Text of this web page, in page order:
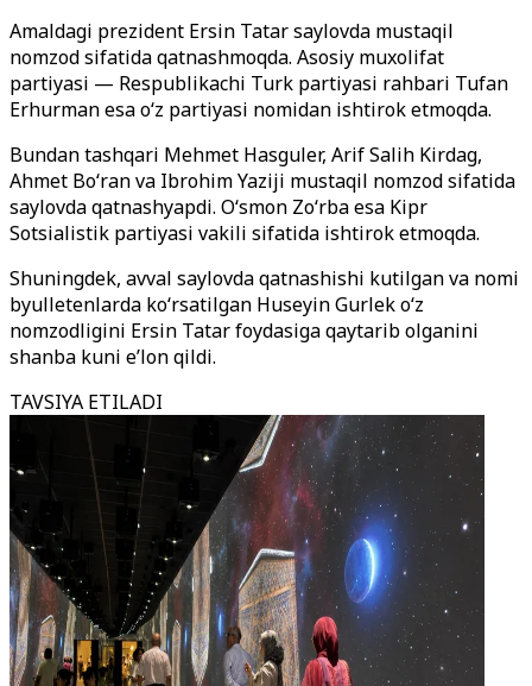
Amaldagi prezident Ersin Tatar saylovda mustaqil
nomzod sifatida qatnashmoqda. Asosiy muxolifat
partiyasi — Respublikachi Turk partiyasi rahbari Tufan
Erhurman esa o‘z partiyasi nomidan ishtirok etmoqda.
Bundan tashqari Mehmet Hasguler, Arif Salih Kirdag,
Ahmet Bo‘ran va Ibrohim Yaziji mustaqil nomzod sifatida
saylovda qatnashyapdi. O‘smоn Zo‘rba esa Kipr
Sotsialistik partiyasi vakili sifatida ishtirok etmoqda.
Shuningdek, avval saylovda qatnashishi kutilgan va nomi
byulletenlarda ko‘rsatilgan Huseyin Gurlek o‘z
nomzodligini Ersin Tatar foydasiga qaytarib olganini
shanba kuni e’lon qildi.
TAVSIYA ETILADI